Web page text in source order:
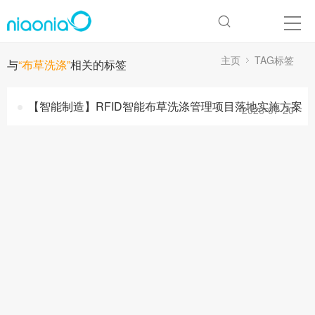
与“布草洗涤”相关的标签 主页 TAG标签
【智能制造】RFID智能布草洗涤管理项目落地实施方案
2026-07-20